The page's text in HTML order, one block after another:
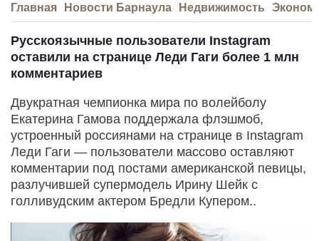
Главная Новости Барнаула Недвижимость
Русскоязычные пользователи Instagram
оставили на странице Леди Гаги более 1 млн
комментариев
Двукратная чемпионка мира по волейболу
Екатерина Гамова поддержала флэшмоб,
устроенный россиянами на странице в Instagram
Леди Гаги — пользователи массово оставляют
комментарии под постами американской певицы,
разлучившей супермодель Ирину Шейк с
голливудским актером Бредли Купером..